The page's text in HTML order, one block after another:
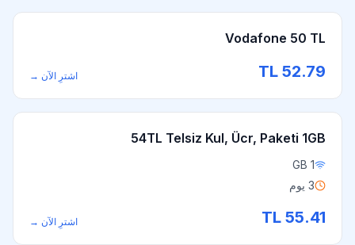
Vodafone 50 TL
52.79 اشترِ الآن →
54TL Telsiz Kul, Ücr, Paketi 1GB
1 GB
3 يوم
55.41 اشترِ الآن →